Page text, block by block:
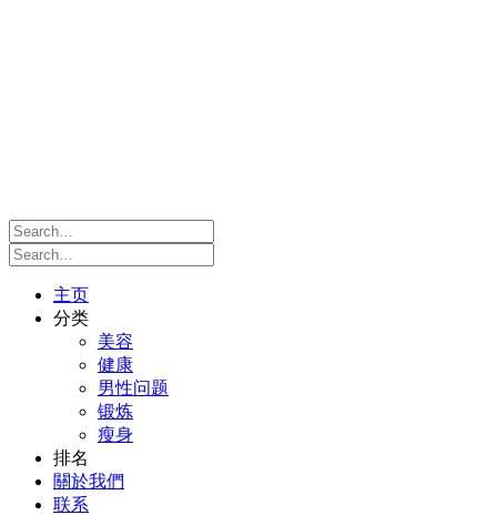
主页
分类
美容
健康
男性问题
锻炼
瘦身
排名
關於我們
联系